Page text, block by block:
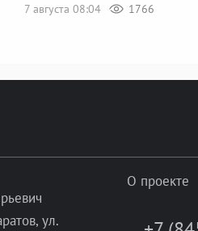
7 августа 08:04
1766
ул.
О проекте